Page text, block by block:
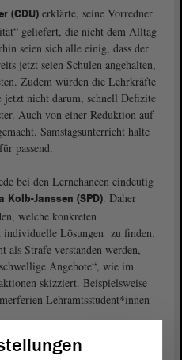
(CDU) erklärte, seine Vorredner
geliefert, die nicht dem Alltag
seien sich alle einig, dass der
jetzt seien Schulen angehalten,
Zudem würden die Lehrkräfte
jetzt nicht darum, schnell Defizite
Auch von einer Reduktion auf
Samstagsunterricht halte
passend.
bei den Lernchancen eindeutig
Kolb-Janssen (SPD). Daher
welche konkreten
individuelle Lösungen zu finden.
als Strafe verstanden werden,
Angebote“, wie im
skizziert. Beispielsweise
Lehramtsstudent*innen
für Schulen besorgen